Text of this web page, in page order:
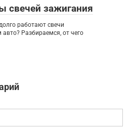
свечей зажигания
работают свечи
Разбираемся, от чего